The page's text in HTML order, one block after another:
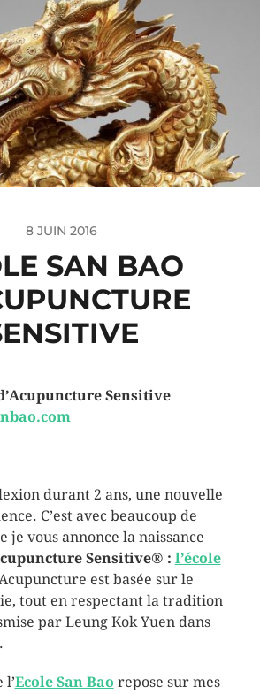
8 JUIN 2016
SAN BAO
Sensitive
durant 2 ans, une nouvelle
C’est avec beaucoup de
je vous annonce la naissance
Sensitive® : l’école
est basée sur le
tout en respectant la tradition
par Leung Kok Yuen dans
l’Ecole San Bao repose sur mes